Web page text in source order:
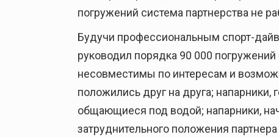
погружений система партнерства не
Будучи профессиональным спорт-
руководил порядка 90 000
несовместимы по интересам и
положились друг на друга; напарники,
общающиеся под водой; напарники,
затруднительного положения